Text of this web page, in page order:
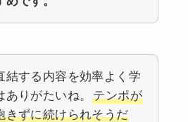
結する内容を効率よく学
ありがたいね。テンポが
きずに続けられそうだ